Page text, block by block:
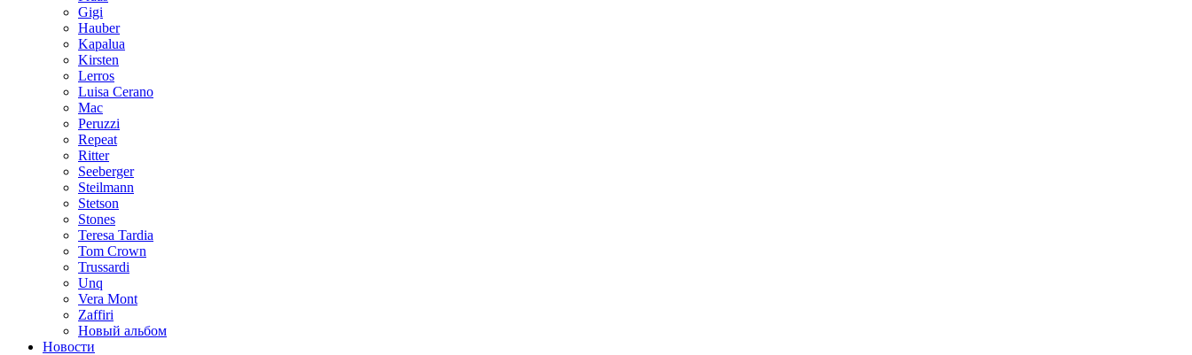
Gigi
Hauber
Kapalua
Kirsten
Lerros
Luisa Cerano
Mac
Peruzzi
Repeat
Ritter
Seeberger
Steilmann
Stetson
Stones
Teresa Tardia
Tom Crown
Trussardi
Unq
Vera Mont
Zaffiri
Новый альбом
Новости